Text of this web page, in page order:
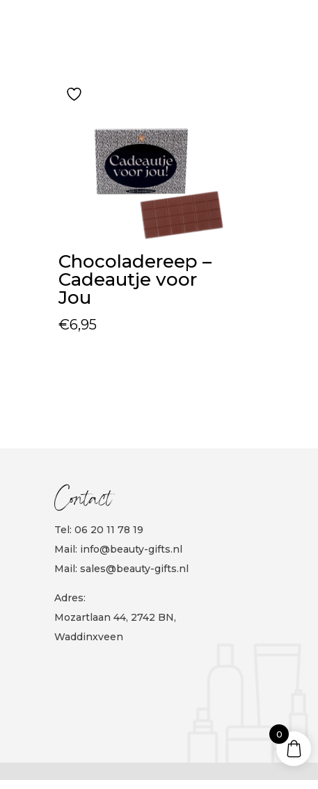
Chocoladereep –
Cadeautje voor
Jou
€6,95
Contact
Tel: 06 20 11 78 19
Mail: info@beauty-gifts.nl
Mail: sales@beauty-gifts.nl
Adres:
Mozartlaan 44, 2742 BN,
Waddinxveen
0